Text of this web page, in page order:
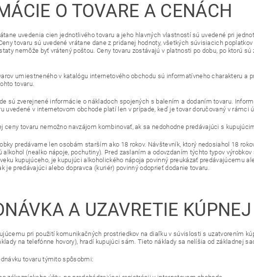
O TOVARE A CENÁCH
uvedenia cien jednotlivého tovaru a jeho hlavných vlastností sú uvedené pri
tovaru sú uvedené vrátane dane z pridanej hodnoty, všetkých súvisiacich
nemôže byť vrátený poštou. Ceny tovaru zostávajú v platnosti po dobu, po ktorú sú
umiestneného v katalógu internetového obchodu sú informatívneho charakteru a
tovaru.
sú zverejnené informácie o nákladoch spojených s balením a dodaním tovaru.
uvedené v internetovom obchode platí len v prípade, keď je tovar doručovaný v rámci
ceny tovaru nemožno navzájom kombinovať, ak sa nedohodne predávajúci s
predávame len osobám starším ako 18 rokov. Návštevník, ktorý nedosiahol 18
alkohol (nealko nápoje, pochutiny). Pred zaslaním a odovzdaním týchto typov
kupujúceho, je kupujúci alkoholického nápoja povinný preukázať predávajúcemu
je predávajúci alebo dopravca (kuriér) povinný odoprieť dodanie tovaru.
A UZAVRETIE
pri použití komunikačných prostriedkov na diaľku v súvislosti s uzatvorením
na telefónne hovory), hradí kupujúci sám. Tieto náklady sa nelíšia od základnej
tovaru týmito spôsobmi: